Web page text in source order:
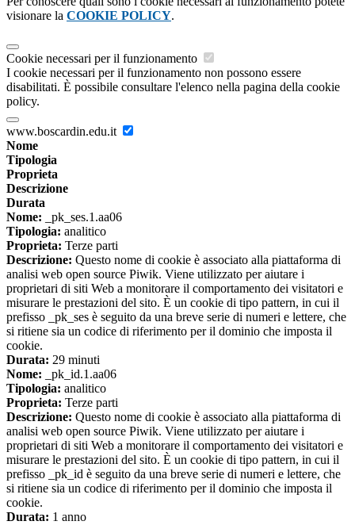
visionare la COOKIE POLICY.
Cookie necessari per il funzionamento
I cookie necessari per il funzionamento non possono essere
disabilitati. È possibile consultare l'elenco nella pagina della cookie
policy.
www.boscardin.edu.it
Nome
Tipologia
Proprieta
Descrizione
Durata
Nome: _pk_ses.1.aa06
Tipologia: analitico
Proprieta: Terze parti
Descrizione: Questo nome di cookie è associato alla piattaforma di
analisi web open source Piwik. Viene utilizzato per aiutare i
proprietari di siti Web a monitorare il comportamento dei visitatori e
misurare le prestazioni del sito. È un cookie di tipo pattern, in cui il
prefisso _pk_ses è seguito da una breve serie di numeri e lettere, che
si ritiene sia un codice di riferimento per il dominio che imposta il
cookie.
Durata: 29 minuti
Nome: _pk_id.1.aa06
Tipologia: analitico
Proprieta: Terze parti
Descrizione: Questo nome di cookie è associato alla piattaforma di
analisi web open source Piwik. Viene utilizzato per aiutare i
proprietari di siti Web a monitorare il comportamento dei visitatori e
misurare le prestazioni del sito. È un cookie di tipo pattern, in cui il
prefisso _pk_id è seguito da una breve serie di numeri e lettere, che
si ritiene sia un codice di riferimento per il dominio che imposta il
cookie.
Durata: 1 anno